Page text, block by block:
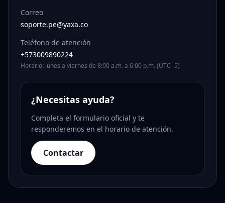
Correo
soporte.pe@yaxa.co
Teléfono de atención
+573009890224
Horario: lunes a viernes de 8:00 a.m. a 6:00 p.m. (UTC -5)
¿Necesitas ayuda?
Completa el formulario oficial y te
responderemos en el horario de atención.
Contactar